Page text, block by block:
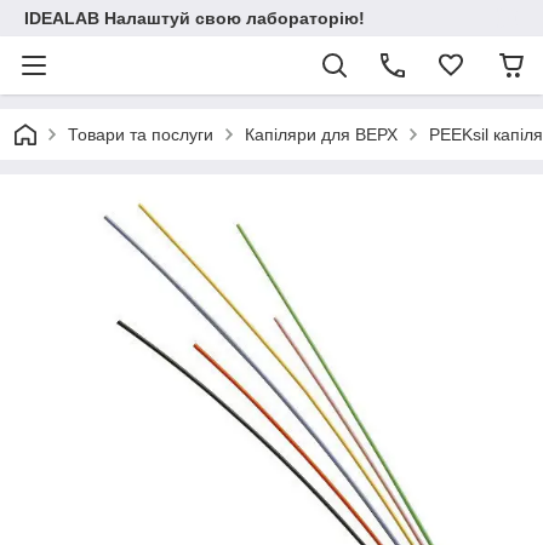
IDEALAB Налаштуй свою лабораторію!
Товари та послуги Капіляри для ВЕРХ PEEKsil